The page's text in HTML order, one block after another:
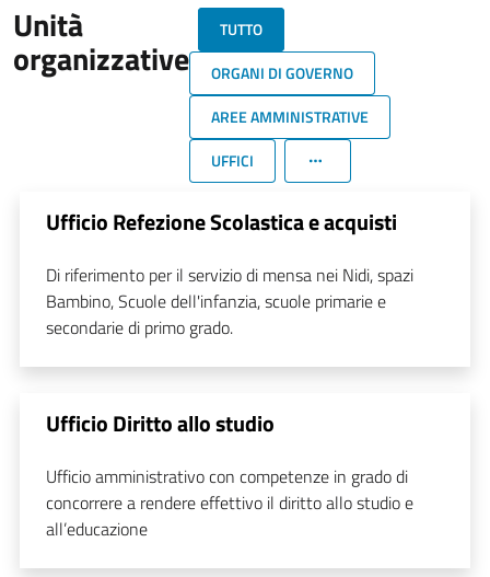
Unità
organizzative
TUTTO
ORGANI DI GOVERNO
AREE AMMINISTRATIVE
UFFICI
Ufficio Refezione Scolastica e acquisti
Di riferimento per il servizio di mensa nei Nidi, spazi
Bambino, Scuole dell'infanzia, scuole primarie e
secondarie di primo grado.
Ufficio Diritto allo studio
Ufficio amministrativo con competenze in grado di
concorrere a rendere effettivo il diritto allo studio e
all’educazione